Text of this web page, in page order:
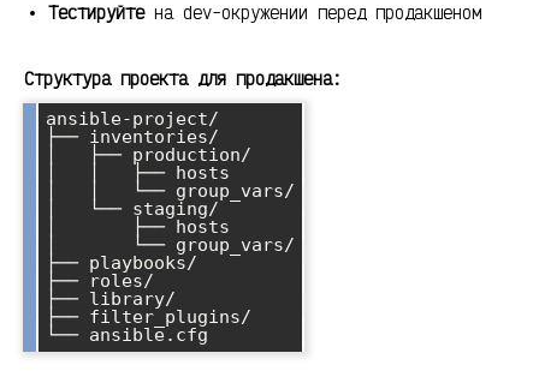
Тестируйтена dev-окружении перед продакшеном
Структура проекта для продакшена:
ansible-project/
├── inventories/
│   ├── production/
│   │   ├── hosts
│   │   └── group_vars/
│   └── staging/
│       ├── hosts
│       └── group_vars/
├── playbooks/
├── roles/
├── library/
├── filter_plugins/